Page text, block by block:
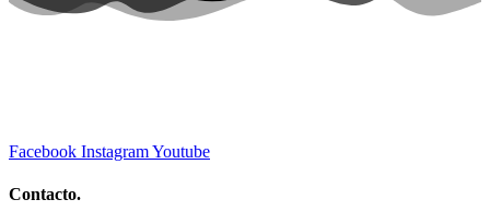
Facebook InstagramYoutube
Contacto.